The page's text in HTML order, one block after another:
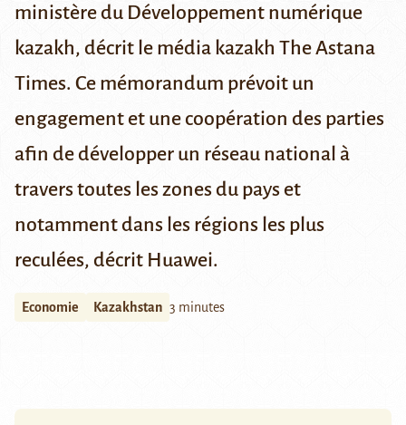
ministère du Développement numérique
kazakh, décrit le média kazakh The Astana
Times. Ce mémorandum prévoit un
engagement et une coopération des parties
afin de développer un réseau national à
travers toutes les zones du pays et
notamment dans les régions les plus
reculées, décrit Huawei.
Economie Kazakhstan 3 minutes